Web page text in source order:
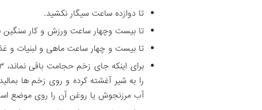
تا دوازده ساعت سیگار نکشید.
تا بیست وچهار ساعت ورزش و کار سنگین
تا بیست و چهار ساعت ماهی و لبنیات و
را به شیر آغشته کرده و روی زخم ها
آب مرزنجوش یا روغن آن را روی موضع